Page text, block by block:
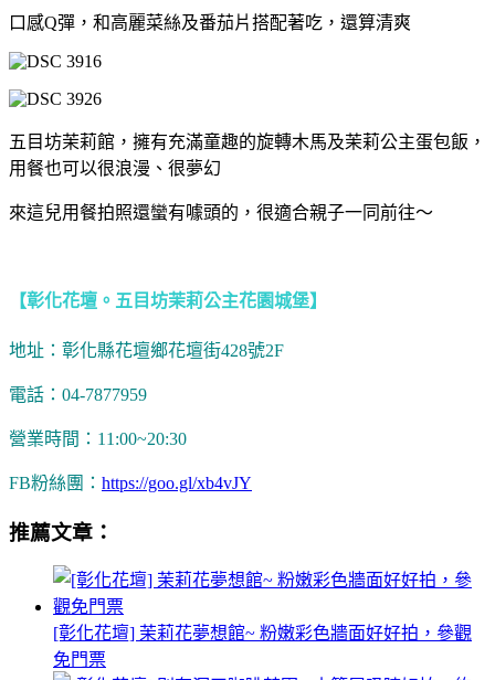
口感Q彈，和高麗菜絲及番茄片搭配著吃，還算清爽
五目坊茉莉館，擁有充滿童趣的旋轉木馬及茉莉公主蛋包飯，
用餐也可以很浪漫、很夢幻
來這兒用餐拍照還蠻有噱頭的，很適合親子一同前往～
【彰化花壇。五目坊茉莉公主花園城堡】
地址：彰化縣花壇鄉花壇街428號2F
電話：04-7877959
營業時間：11:00~20:30
FB粉絲團： https://goo.gl/xb4vJY
推薦文章：
[彰化花壇] 茉莉花夢想館~ 粉嫩彩色牆面好好拍，參觀
免門票